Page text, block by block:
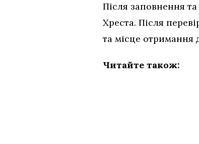
Після заповнення
Хреста. Після
та місце отримання
Читайте також: